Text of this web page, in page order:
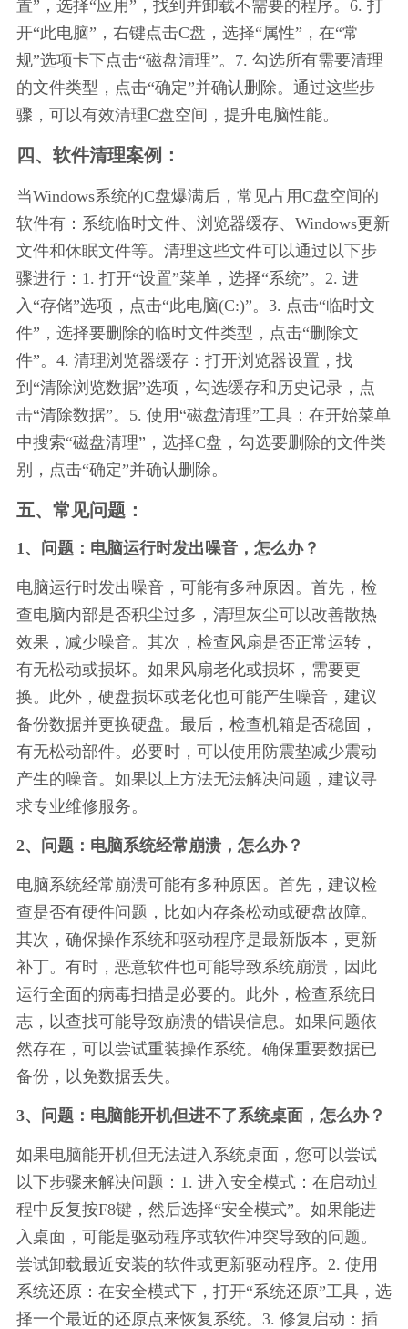
置”，选择“应用”，找到并卸载不需要的程序。6. 打
开“此电脑”，右键点击C盘，选择“属性”，在“常
规”选项卡下点击“磁盘清理”。7. 勾选所有需要清理
的文件类型，点击“确定”并确认删除。通过这些步
骤，可以有效清理C盘空间，提升电脑性能。
四、软件清理案例：
当Windows系统的C盘爆满后，常见占用C盘空间的
软件有：系统临时文件、浏览器缓存、Windows更新
文件和休眠文件等。清理这些文件可以通过以下步
骤进行：1. 打开“设置”菜单，选择“系统”。2. 进
入“存储”选项，点击“此电脑(C:)”。3. 点击“临时文
件”，选择要删除的临时文件类型，点击“删除文
件”。4. 清理浏览器缓存：打开浏览器设置，找
到“清除浏览数据”选项，勾选缓存和历史记录，点
击“清除数据”。5. 使用“磁盘清理”工具：在开始菜单
中搜索“磁盘清理”，选择C盘，勾选要删除的文件类
别，点击“确定”并确认删除。
五、常见问题：
1、问题：电脑运行时发出噪音，怎么办？
电脑运行时发出噪音，可能有多种原因。首先，检
查电脑内部是否积尘过多，清理灰尘可以改善散热
效果，减少噪音。其次，检查风扇是否正常运转，
有无松动或损坏。如果风扇老化或损坏，需要更
换。此外，硬盘损坏或老化也可能产生噪音，建议
备份数据并更换硬盘。最后，检查机箱是否稳固，
有无松动部件。必要时，可以使用防震垫减少震动
产生的噪音。如果以上方法无法解决问题，建议寻
求专业维修服务。
2、问题：电脑系统经常崩溃，怎么办？
电脑系统经常崩溃可能有多种原因。首先，建议检
查是否有硬件问题，比如内存条松动或硬盘故障。
其次，确保操作系统和驱动程序是最新版本，更新
补丁。有时，恶意软件也可能导致系统崩溃，因此
运行全面的病毒扫描是必要的。此外，检查系统日
志，以查找可能导致崩溃的错误信息。如果问题依
然存在，可以尝试重装操作系统。确保重要数据已
备份，以免数据丢失。
3、问题：电脑能开机但进不了系统桌面，怎么办？
如果电脑能开机但无法进入系统桌面，您可以尝试
以下步骤来解决问题：1. 进入安全模式：在启动过
程中反复按F8键，然后选择“安全模式”。如果能进
入桌面，可能是驱动程序或软件冲突导致的问题。
尝试卸载最近安装的软件或更新驱动程序。2. 使用
系统还原：在安全模式下，打开“系统还原”工具，选
择一个最近的还原点来恢复系统。3. 修复启动：插